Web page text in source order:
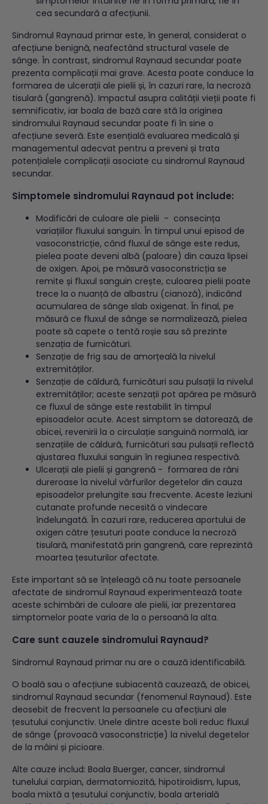
cea secundară a afecțiunii.
Sindromul Raynaud primar este, în general, considerat o
afecțiune benignă, neafectând structural vasele de
sânge. În contrast, sindromul Raynaud secundar poate
prezenta complicații mai grave. Acesta poate conduce la
formarea de ulcerații ale pielii și, în cazuri rare, la necroză
tisulară (gangrenă). Impactul asupra calității vieții poate fi
semnificativ, iar boala de bază care stă la originea
sindromului Raynaud secundar poate fi în sine o
afecțiune severă. Este esențială evaluarea medicală și
managementul adecvat pentru a preveni și trata
potențialele complicații asociate cu sindromul Raynaud
secundar.
Simptomele sindromului Raynaud pot include:
Modificări de culoare ale pielii - consecința
variațiilor fluxului sanguin. În timpul unui episod de
vasoconstricție, când fluxul de sânge este redus,
pielea poate deveni albă (paloare) din cauza lipsei
de oxigen. Apoi, pe măsură vasoconstricția se
remite și fluxul sanguin crește, culoarea pielii poate
trece la o nuanță de albastru (cianoză), indicând
acumularea de sânge slab oxigenat. În final, pe
măsură ce fluxul de sânge se normalizează, pielea
poate să capete o tentă roșie sau să prezinte
senzația de furnicături.
Senzație de frig sau de amorțeală la nivelul
extremităților.
Senzație de căldură, furnicături sau pulsații la nivelul
extremităților; aceste senzații pot apărea pe măsură
ce fluxul de sânge este restabilit în timpul
episoadelor acute. Acest simptom se datorează, de
obicei, revenirii la o circulație sanguină normală, iar
senzațiile de căldură, furnicături sau pulsații reflectă
ajustarea fluxului sanguin în regiunea respectivă.
Ulcerații ale pielii și gangrenă - formarea de răni
dureroase la nivelul vârfurilor degetelor din cauza
episoadelor prelungite sau frecvente. Aceste leziuni
cutanate profunde necesită o vindecare
îndelungată. În cazuri rare, reducerea aportului de
oxigen către țesuturi poate conduce la necroză
tisulară, manifestată prin gangrenă, care reprezintă
moartea țesuturilor afectate.
Este important să se înțeleagă că nu toate persoanele
afectate de sindromul Raynaud experimentează toate
aceste schimbări de culoare ale pielii, iar prezentarea
simptomelor poate varia de la o persoană la alta.
Care sunt cauzele sindromului Raynaud?
Sindromul Raynaud primar nu are o cauză identificabilă.
O boală sau o afecțiune subiacentă cauzează, de obicei,
sindromul Raynaud secundar (fenomenul Raynaud). Este
deosebit de frecvent la persoanele cu afecțiuni ale
țesutului conjunctiv. Unele dintre aceste boli reduc fluxul
de sânge (provoacă vasoconstricție) la nivelul degetelor
de la mâini și picioare.
Alte cauze includ: Boala Buerger, cancer, sindromul
tunelului carpian, dermatomiozită, hipotiroidism, lupus,
boala mixtă a țesutului conjunctiv, boala arterială